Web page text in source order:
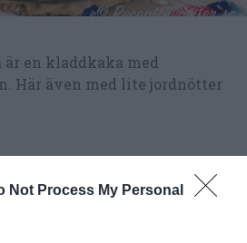
Not Process My Personal
en kladdkaka med
Här även med lite jordnötter